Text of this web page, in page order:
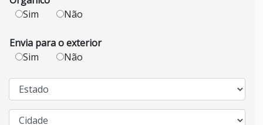
Sim
Não
Envia para o exterior
Sim
Não